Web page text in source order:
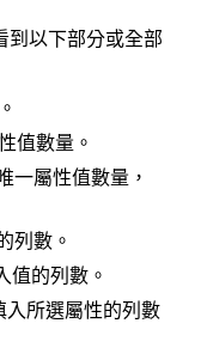
到以下部分或全部
值數量。
一屬性值數量，
列數。
值的列數。
入所選屬性的列數